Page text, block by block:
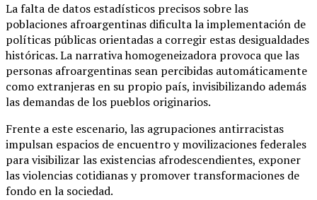
La falta de datos estadísticos precisos sobre las
poblaciones afroargentinas dificulta la implementación de
políticas públicas orientadas a corregir estas desigualdades
históricas. La narrativa homogeneizadora provoca que las
personas afroargentinas sean percibidas automáticamente
como extranjeras en su propio país, invisibilizando además
las demandas de los pueblos originarios.
Frente a este escenario, las agrupaciones antirracistas
impulsan espacios de encuentro y movilizaciones federales
para visibilizar las existencias afrodescendientes, exponer
las violencias cotidianas y promover transformaciones de
fondo en la sociedad.